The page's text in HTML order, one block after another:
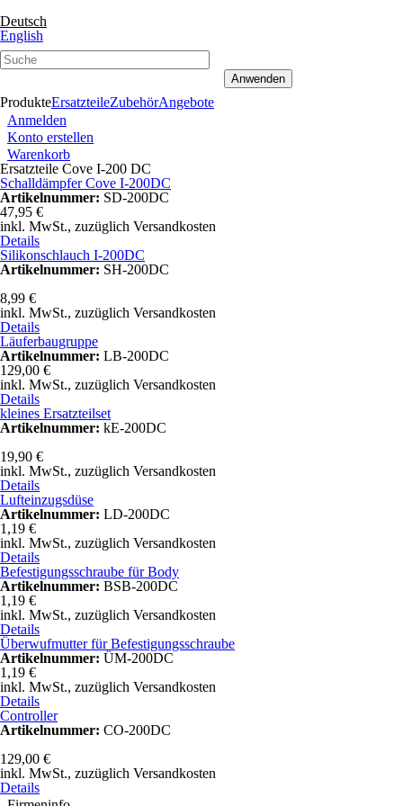
Deutsch
English
ProdukteErsatzteileZubehörAngebote
Anmelden
Konto erstellen
Warenkorb
Ersatzteile Cove I-200 DC
Schalldämpfer Cove I-200DC
Artikelnummer: SD-200DC
47,95 €
inkl. MwSt., zuzüglich Versandkosten
Details
Silikonschlauch I-200DC
Artikelnummer: SH-200DC
8,99 €
inkl. MwSt., zuzüglich Versandkosten
Details
Läuferbaugruppe
Artikelnummer: LB-200DC
129,00 €
inkl. MwSt., zuzüglich Versandkosten
Details
kleines Ersatzteilset
Artikelnummer: kE-200DC
19,90 €
inkl. MwSt., zuzüglich Versandkosten
Details
Lufteinzugsdüse
Artikelnummer: LD-200DC
1,19 €
inkl. MwSt., zuzüglich Versandkosten
Details
Befestigungsschraube für Body
Artikelnummer: BSB-200DC
1,19 €
inkl. MwSt., zuzüglich Versandkosten
Details
Überwufmutter für Befestigungsschraube
Artikelnummer: ÜM-200DC
1,19 €
inkl. MwSt., zuzüglich Versandkosten
Details
Controller
Artikelnummer: CO-200DC
129,00 €
inkl. MwSt., zuzüglich Versandkosten
Details